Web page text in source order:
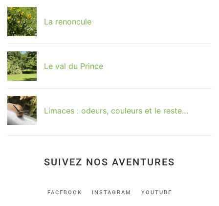
La renoncule
Le val du Prince
Limaces : odeurs, couleurs et le reste…
SUIVEZ NOS AVENTURES
FACEBOOK INSTAGRAM YOUTUBE